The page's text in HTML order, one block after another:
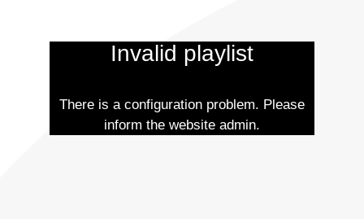
Invalid playlist
There is a configuration problem. Please
inform the website admin.